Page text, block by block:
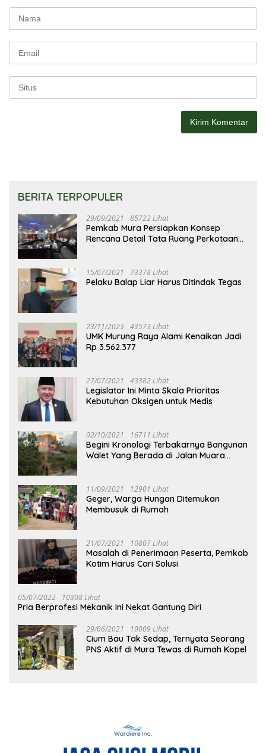
BERITA TERPOPULER
29/09/2021 85722 Lihat
Pemkab Mura Persiapkan Konsep
Rencana Detail Tata Ruang Perkotaan
15/07/2021 73378 Lihat
Pelaku Balap Liar Harus Ditindak Tegas
23/11/2023 43573 Lihat
UMK Murung Raya Alami Kenaikan Jadi
Rp 3.562.377
27/07/2021 43382 Lihat
Legislator Ini Minta Skala Prioritas
Kebutuhan Oksigen untuk Medis
02/10/2021 16711 Lihat
Begini Kronologi Terbakarnya Bangunan
Walet Yang Berada di Jalan Muara
11/09/2021 12901 Lihat
Geger, Warga Hungan Ditemukan
Membusuk di Rumah
21/07/2021 10807 Lihat
Masalah di Penerimaan Peserta, Pemkab
Kotim Harus Cari Solusi
05/07/2022 10308 Lihat
Pria Berprofesi Mekanik Ini Nekat Gantung Diri
29/06/2021 10009 Lihat
Cium Bau Tak Sedap, Ternyata Seorang
PNS Aktif di Mura Tewas di Rumah Kopel